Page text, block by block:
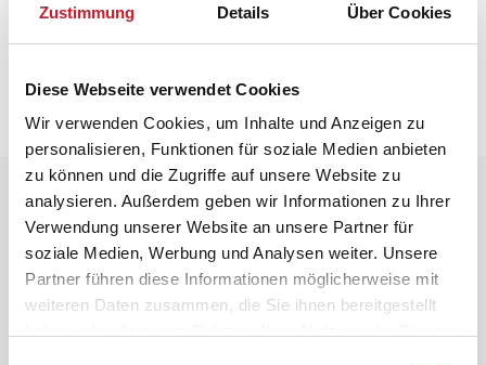
Zustimmung Details Über Cookies
Diese Webseite verwendet Cookies
Wir verwenden Cookies, um Inhalte und Anzeigen zu
personalisieren, Funktionen für soziale Medien anbieten
zu können und die Zugriffe auf unsere Website zu
analysieren. Außerdem geben wir Informationen zu Ihrer
Verwendung unserer Website an unsere Partner für
soziale Medien, Werbung und Analysen weiter. Unsere
Partner führen diese Informationen möglicherweise mit
weiteren Daten zusammen, die Sie ihnen bereitgestellt
Neben- und Verbrauchskosten
Die aktuellen Verbrauchskosten finden Sie im
Raumaufteilung